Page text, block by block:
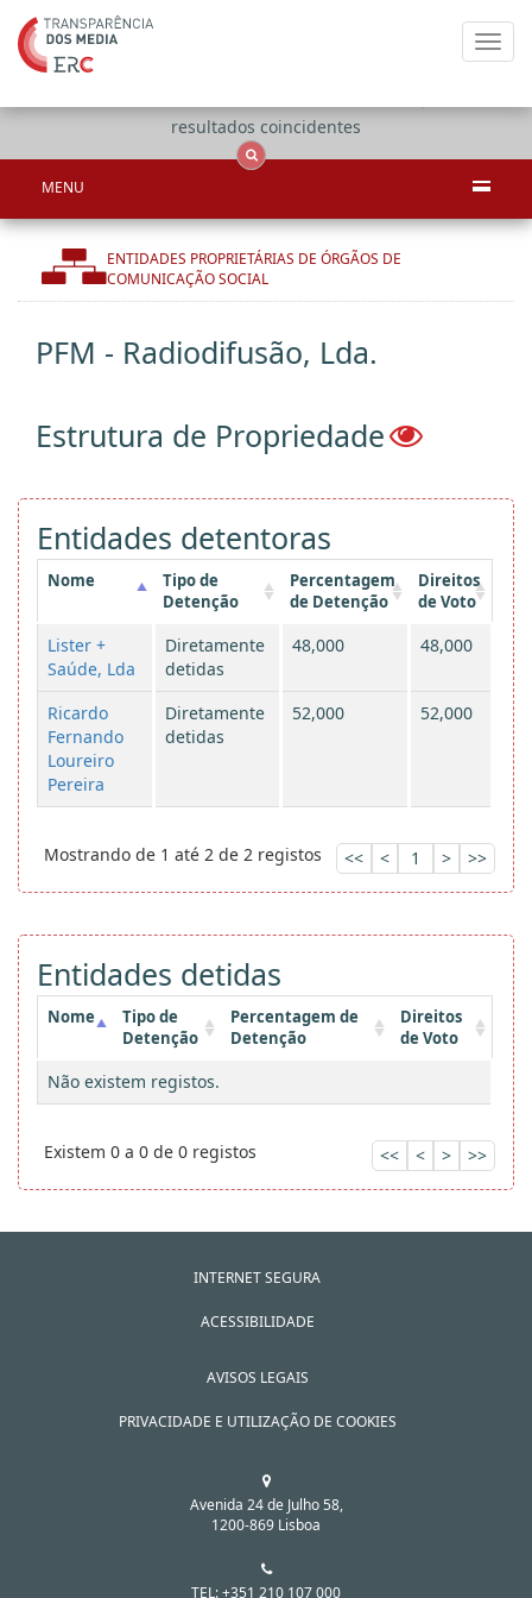
resultados coincidentes
MENU
ENTIDADES PROPRIETÁRIAS DE ÓRGÃOS DE
COMUNICAÇÃO SOCIAL
PFM - Radiodifusão, Lda.
Estrutura de Propriedade
Entidades detentoras
Nome
Tipo de
Detenção
Percentagem
de Detenção
Direitos
de Voto
Lister +
Saúde, Lda
Diretamente
detidas
48,000 48,000
Ricardo
Fernando
Loureiro
Pereira
Diretamente
detidas
52,000 52,000
Mostrando de 1 até 2 de 2 registos << < 1 > >>
Entidades detidas
Nome
Tipo de
Detenção
Percentagem de
Detenção
Direitos
de Voto
Não existem registos.
Existem 0 a 0 de 0 registos << < > >>
INTERNET SEGURA
ACESSIBILIDADE
AVISOS LEGAIS
PRIVACIDADE E UTILIZAÇÃO DE COOKIES
Avenida 24 de Julho 58,
1200-869 Lisboa
TEL: +351 210 107 000